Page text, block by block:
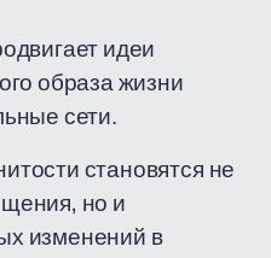
идеи
образа жизни
сети.
становятся не
но и
изменений в